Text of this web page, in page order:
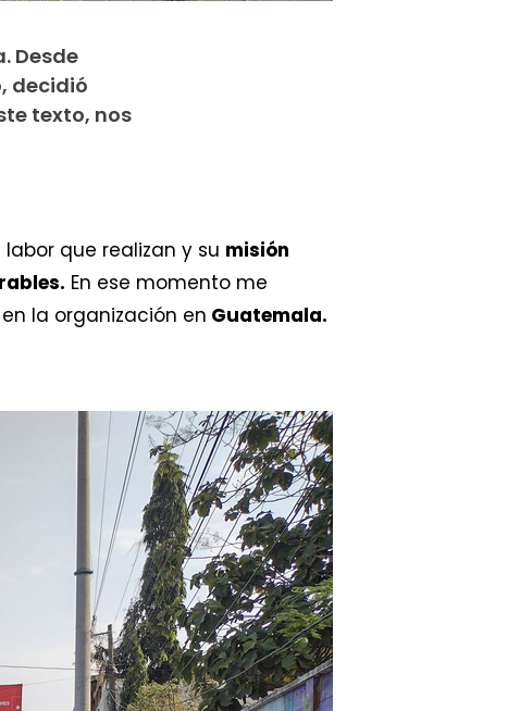
Desde
decidió
texto, nos
que realizan y su misión
En ese momento me
la organización en Guatemala.